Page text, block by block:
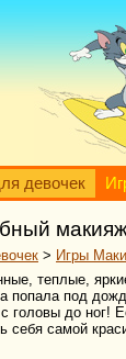
девочек
> Игры
теплые,
попала под
головы до ног!
себя самой